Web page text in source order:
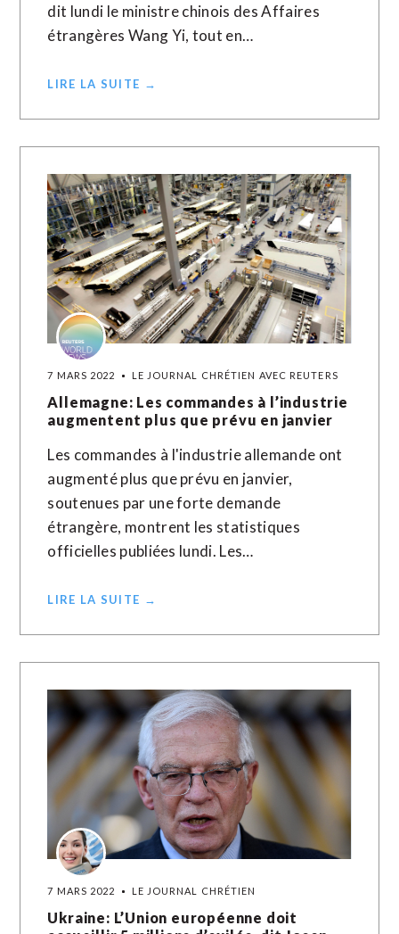
dit lundi le ministre chinois des Affaires
étrangères Wang Yi, tout en…
LIRE LA SUITE →
7 MARS 2022 LE JOURNAL CHRÉTIEN AVEC REUTERS
Allemagne: Les commandes à l’industrie
augmentent plus que prévu en janvier
Les commandes à l'industrie allemande ont
augmenté plus que prévu en janvier,
soutenues par une forte demande
étrangère, montrent les statistiques
officielles publiées lundi. Les…
LIRE LA SUITE →
7 MARS 2022 LE JOURNAL CHRÉTIEN
Ukraine: L’Union européenne doit